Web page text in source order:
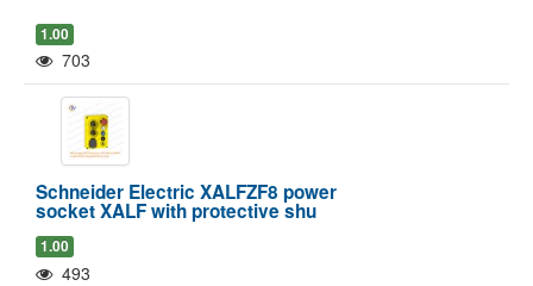
Pokaż/Ukryj mapę
1.00
703
Schneider Electric XALFZF8 power
socket XALF with protective shu
1.00
493